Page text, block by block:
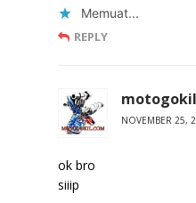
Memuat...
REPLY
motogokil
NOVEMBER 25,
ok bro
siiip